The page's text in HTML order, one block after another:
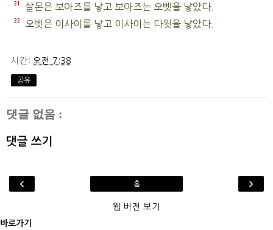
21 살몬은 보아즈를 낳고 보아즈는 오벳을 낳았다.
22 오벳은 이사이를 낳고 이사이는 다윗을 낳았다.
시간: 오전 7:38
공유
댓글 없음 :
댓글 쓰기
‹ ›
홈
웹 버전 보기
바로가기